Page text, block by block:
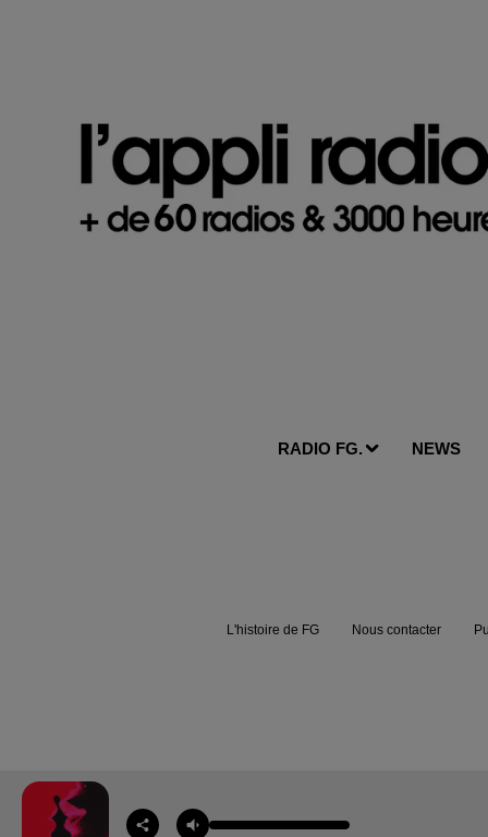
RADIO FG. NEWS
L'histoire de FG Nous contacter